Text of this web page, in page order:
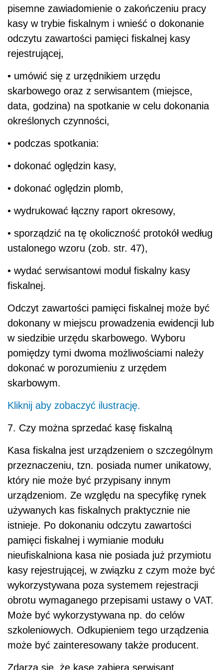
pisemne zawiadomienie o zakończeniu pracy
kasy w trybie fiskalnym i wnieść o dokonanie
odczytu zawartości pamięci fiskalnej kasy
rejestrującej,
• umówić się z urzędnikiem urzędu
skarbowego oraz z serwisantem (miejsce,
data, godzina) na spotkanie w celu dokonania
określonych czynności,
• podczas spotkania:
• dokonać oględzin kasy,
• dokonać oględzin plomb,
• wydrukować łączny raport okresowy,
• sporządzić na tę okoliczność protokół według
ustalonego wzoru (zob. str. 47),
• wydać serwisantowi moduł fiskalny kasy
fiskalnej.
Odczyt zawartości pamięci fiskalnej może być
dokonany w miejscu prowadzenia ewidencji lub
w siedzibie urzędu skarbowego. Wyboru
pomiędzy tymi dwoma możliwościami należy
dokonać w porozumieniu z urzędem
skarbowym.
Kliknij aby zobaczyć ilustrację.
7. Czy można sprzedać kasę fiskalną
Kasa fiskalna jest urządzeniem o szczególnym
przeznaczeniu, tzn. posiada numer unikatowy,
który nie może być przypisany innym
urządzeniom. Ze względu na specyfikę rynek
używanych kas fiskalnych praktycznie nie
istnieje. Po dokonaniu odczytu zawartości
pamięci fiskalnej i wymianie modułu
nieufiskalniona kasa nie posiada już przymiotu
kasy rejestrującej, w związku z czym może być
wykorzystywana poza systemem rejestracji
obrotu wymaganego przepisami ustawy o VAT.
Może być wykorzystywana np. do celów
szkoleniowych. Odkupieniem tego urządzenia
może być zainteresowany także producent.
Zdarza się, że kasę zabiera serwisant